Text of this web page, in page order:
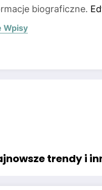
biograficzne.
Wpisy
trendy i